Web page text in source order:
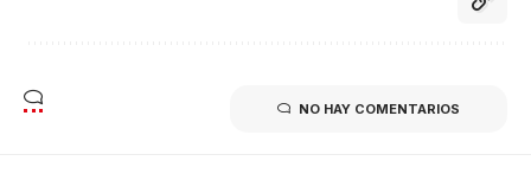
NO HAY COMENTARIOS